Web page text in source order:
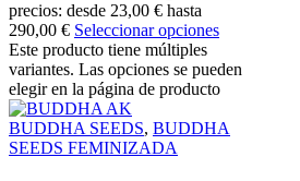
precios: desde 23,00 € hasta
290,00 € Seleccionar opciones
Este producto tiene múltiples
variantes. Las opciones se pueden
elegir en la página de producto
BUDDHA SEEDS, BUDDHA
SEEDS FEMINIZADA